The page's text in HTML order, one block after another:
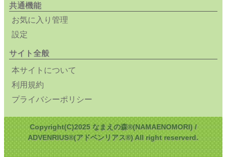
共通機能
お気に入り管理
設定
サイト全般
本サイトについて
利用規約
プライバシーポリシー
Copyright(C)2025 なまえの森®(NAMAENOMORI) /
ADVENRIUS®(アドベンリアス®) All right reserverd.